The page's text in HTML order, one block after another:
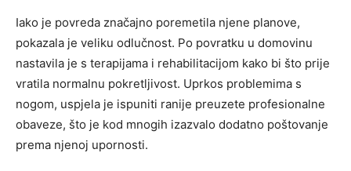
Iako je povreda značajno poremetila njene planove,
pokazala je veliku odlučnost. Po povratku u domovinu
nastavila je s terapijama i rehabilitacijom kako bi što prije
vratila normalnu pokretljivost. Uprkos problemima s
nogom, uspjela je ispuniti ranije preuzete profesionalne
obaveze, što je kod mnogih izazvalo dodatno poštovanje
prema njenoj upornosti.